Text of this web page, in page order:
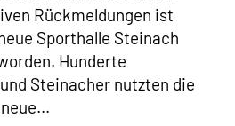
Rückmeldungen ist
Sporthalle Steinach
Hunderte
Steinacher nutzten die